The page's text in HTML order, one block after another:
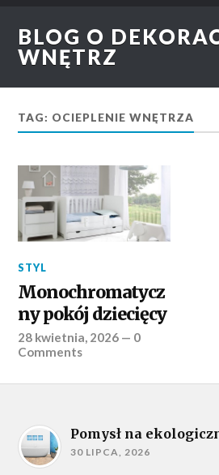
BLOG O
WNĘTRZ
TAG: OCIEPLENIE WNĘTRZA
STYL
Monochromatycz
ny pokój dziecięcy
28 kwietnia, 2026 — 0
Comments
Pomysł na
30 LIPCA, 2026